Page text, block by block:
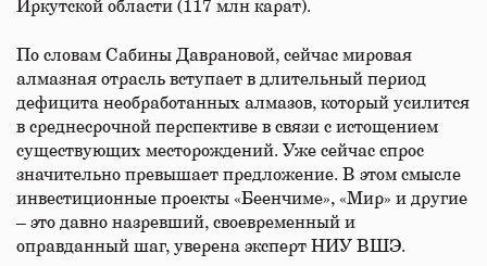
Иркутской области (117 млн карат).
По словам Сабины Даврановой, сейчас мировая
алмазная отрасль вступает в длительный период
дефицита необработанных алмазов, который усилится
в среднесрочной перспективе в связи с истощением
существующих месторождений. Уже сейчас спрос
значительно превышает предложение. В этом смысле
инвестиционные проекты «Беенчиме», «Мир» и другие
– это давно назревший, своевременный и
оправданный шаг, уверена эксперт НИУ ВШЭ.